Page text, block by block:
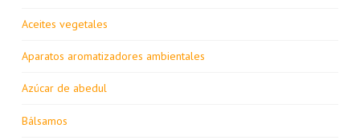
Aceites vegetales
Aparatos aromatizadores ambientales
Azúcar de abedul
Bálsamos